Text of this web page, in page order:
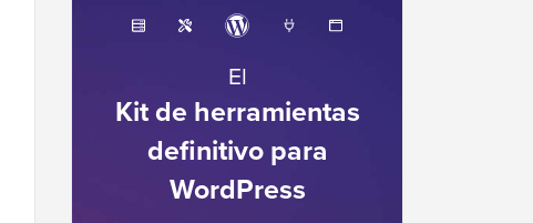
El
Kit de herramientas
definitivo para
WordPress